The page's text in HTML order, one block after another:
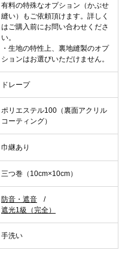
有料の特殊なオプション（かぶせ
縫い）もご依頼頂けます。詳しく
はご購入前にお問い合わせくださ
い。
・生地の特性上、裏地縫製のオプ
ションはお選びいただけません。
ドレープ
ポリエステル100（裏面アクリル
コーティング）
巾継あり
三つ巻（10cm×10cm）
防音・遮音
遮光1級（完全）
手洗い